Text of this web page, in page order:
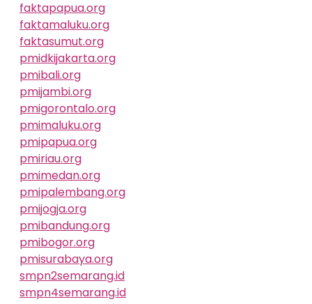
faktapapua.org
faktamaluku.org
faktasumut.org
pmidkijakarta.org
pmibali.org
pmijambi.org
pmigorontalo.org
pmimaluku.org
pmipapua.org
pmiriau.org
pmimedan.org
pmipalembang.org
pmijogja.org
pmibandung.org
pmibogor.org
pmisurabaya.org
smpn2semarang.id
smpn4semarang.id